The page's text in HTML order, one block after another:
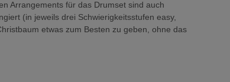
Arrangements für das Drumset sind auch
(in jeweils drei Schwierigkeitsstufen easy,
etwas zum Besten zu geben, ohne das